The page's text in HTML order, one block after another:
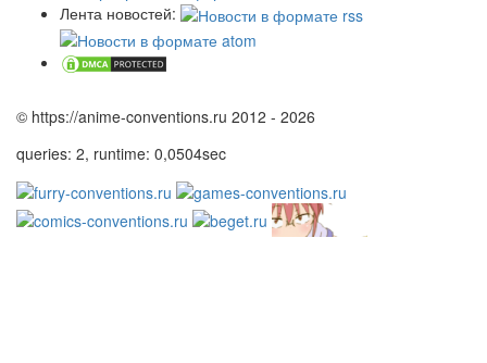
Лента новостей:
© https://anime-conventions.ru 2012 - 2026
queries: 2, runtime: 0,0504sec